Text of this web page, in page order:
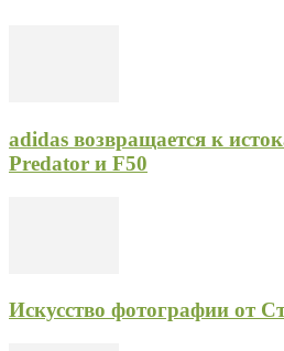
adidas возвращается к
Predator и F50
Искусство фотографии от